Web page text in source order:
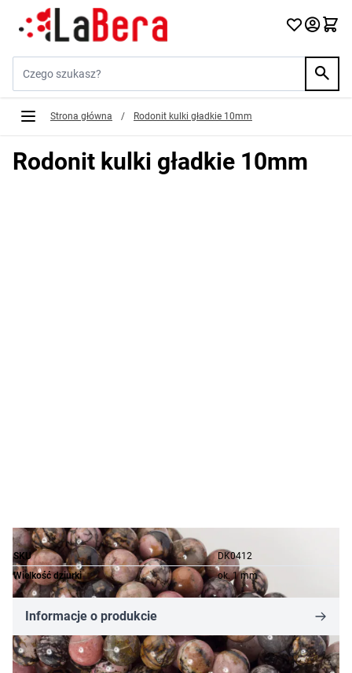
Przejdź do treści
Strona główna / Rodonit kulki gładkie 10mm
Rodonit kulki gładkie 10mm
SKU
DK0412
Wielkość dziurki
ok. 1 mm
Informacje o produkcie
35,67 zł